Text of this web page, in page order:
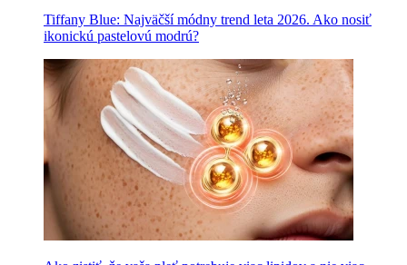
Tiffany Blue: Najväčší módny trend leta 2026. Ako nosiť
ikonickú pastelovú modrú?